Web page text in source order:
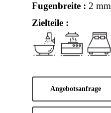
Fugenbreite : 2 mm
Zielteile :
Angebotsanfrage